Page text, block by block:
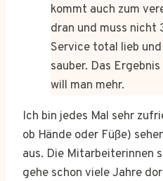
kommt auch zum
dran und muss nicht
Service total lieb
sauber. Das
will man mehr.
Ich bin jedes Mal sehr
ob Hände oder Füße)
aus. Die Mitarbeiterinnen
gehe schon viele Jahre